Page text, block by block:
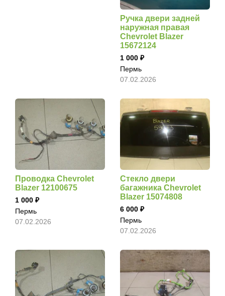
Ручка двери задней
наружная правая
Chevrolet Blazer
15672124
1 000
Пермь
07.02.2026
Проводка Chevrolet
Blazer 12100675
1 000
Пермь
07.02.2026
Стекло двери
багажника Chevrolet
Blazer 15074808
6 000
Пермь
07.02.2026